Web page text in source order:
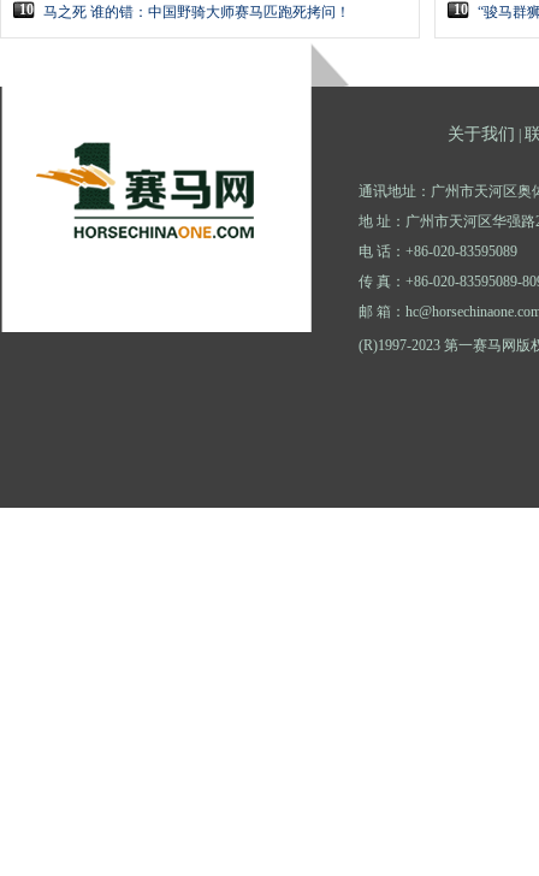
10 马之死 谁的错：中国野骑大师赛马匹跑死拷问！
10 “骏马群
关于我们
通讯地址：广州市天河区奥
地 址：广州市天河区华强路
电 话：+86-020-83595089
传 真：+86-020-83595089-
邮 箱：
(R)1997-2023 第一赛马网版